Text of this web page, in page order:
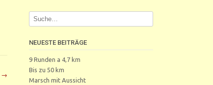
→
NEUESTE BEITRÄGE
9 Runden a 4,7 km
Bis zu 50 km
Marsch mit Aussicht